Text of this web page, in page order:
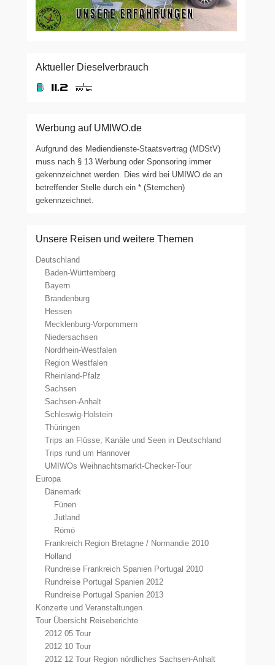
Aktueller Dieselverbrauch
Werbung auf UMIWO.de
Aufgrund des Mediendienste-Staatsvertrag (MDStV)
muss nach § 13 Werbung oder Sponsoring immer
gekennzeichnet werden. Dies wird bei UMIWO.de an
betreffender Stelle durch ein * (Sternchen)
gekennzeichnet.
Unsere Reisen und weitere Themen
Deutschland
Baden-Württemberg
Bayern
Brandenburg
Hessen
Mecklenburg-Vorpommern
Niedersachsen
Nordrhein-Westfalen
Region Westfalen
Rheinland-Pfalz
Sachsen
Sachsen-Anhalt
Schleswig-Holstein
Thüringen
Trips an Flüsse, Kanäle und Seen in Deutschland
Trips rund um Hannover
UMIWOs Weihnachtsmarkt-Checker-Tour
Europa
Dänemark
Fünen
Jütland
Römö
Frankreich Region Bretagne / Normandie 2010
Holland
Rundreise Frankreich Spanien Portugal 2010
Rundreise Portugal Spanien 2012
Rundreise Portugal Spanien 2013
Konzerte und Veranstaltungen
Tour Übersicht Reiseberichte
2012 05 Tour
2012 10 Tour
2012 12 Tour Region nördliches Sachsen-Anhalt